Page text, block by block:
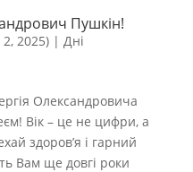
Пушкін!
2025)| Дні
Олександровича
Вік – це не цифри, а
здоров’я і гарний
Вам ще довгі роки